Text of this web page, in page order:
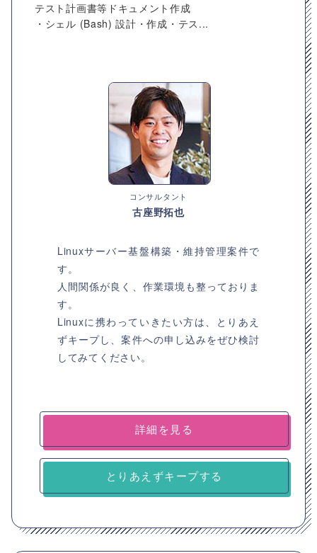
テスト計画書等ドキュメント作成
・シェル (Bash) 設計・作成・テス...
コンサルタント
古座野拓也
Linuxサーバー基盤構築・維持管理案件で
す。
人間関係が良く、作業環境も整っておりま
す。
Linuxに携わっていきたい方は、とりあえ
ずキープし、案件への申し込みをぜひ検討
してみてください。
詳細を見る
とりあえずキープする